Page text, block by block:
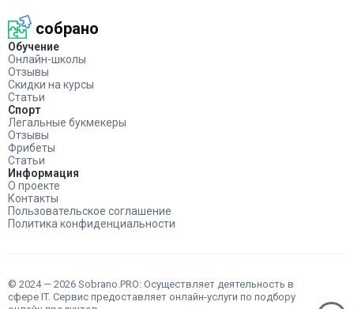
собрано
Обучение
Онлайн-школы
Отзывы
Скидки на курсы
Статьи
Спорт
Легальные букмекеры
Отзывы
Фрибеты
Статьи
Информация
О проекте
Контакты
Пользовательское соглашение
Политика конфиденциальности
© 2024 — 2026 Sobrano.PRO: Осуществляет деятельность в
сфере IT. Сервис предоставляет онлайн-услуги по подбору